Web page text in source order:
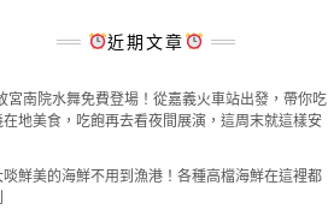
近期文章
宮南院水舞免費登場！從嘉義火車站出發，帶你吃
在地美食，吃飽再去看夜間展演，這周末就這樣安
啖鮮美的海鮮不用到漁港！各種高檔海鮮在這裡都